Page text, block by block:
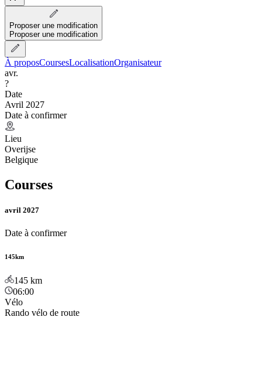
Proposer une modification
Proposer une modification
À proposCoursesLocalisationOrganisateur
avr.
?
Date
Avril 2027
Date à confirmer
Lieu
Overijse
Belgique
Courses
avril 2027
Date à confirmer
145km
145 km
06:00
Vélo
Rando vélo de route